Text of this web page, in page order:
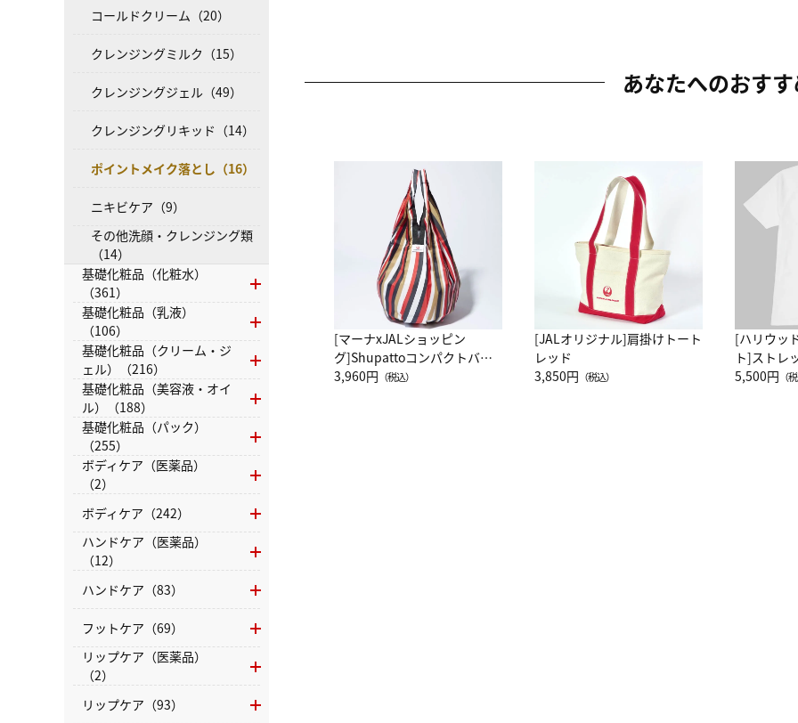
あなたへのおす
[マーナxJALショッピン
グ]Shupattoコンパクトバッ
グ Drop JAL客室乗務員
3,960円 （税込）
[JALオリジナル]肩掛けトート
レッド
3,850円 （税込）
[ハリウッ
ト]ストレ
ーネック
5,500円 （
コールドクリーム（20）
クレンジングミルク（15）
クレンジングジェル（49）
クレンジングリキッド（14）
ポイントメイク落とし（16）
ニキビケア（9）
その他洗顔・クレンジング類
（14）
基礎化粧品（化粧水）
（361）
基礎化粧品（乳液）
（106）
基礎化粧品（クリーム・ジ
ェル）（216）
基礎化粧品（美容液・オイ
ル）（188）
基礎化粧品（パック）
（255）
ボディケア（医薬品）
（2）
ボディケア（242）
ハンドケア（医薬品）
（12）
ハンドケア（83）
フットケア（69）
リップケア（医薬品）
（2）
リップケア（93）